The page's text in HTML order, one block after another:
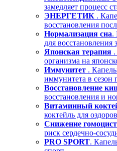
замедляет процесс
ЭНЕРГЕТИК .
восстановления
Нормализация сна.
для восстановления
Японская терапия
организма на
Иммунитет .
иммунитета в сезон
Восстановление
восстановления и
Витаминный
коктейль для
Снижение
риск сердечно-
PRO SPORT.